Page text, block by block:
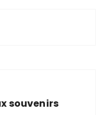
souvenirs